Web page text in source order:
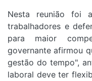
Nesta reunião foi
trabalhadores e
para maior
governante afirmou
gestão do tempo",
laboral deve ter